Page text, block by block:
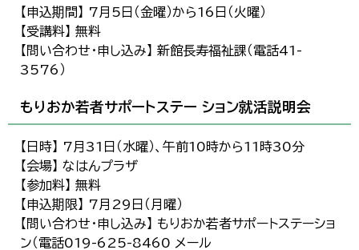
【申込期間】 7月5日（金曜）から16日（火曜）
【受講料】 無料
【問い合わせ・申し込み】 新館長寿福祉課（電話41-
3576）
もりおか若者サポートステー ション就活説明会
【日時】 7月31日（水曜）、午前10時から11時30分
【会場】 なはんプラザ
【参加料】 無料
【申込期限】 7月29日（月曜）
【問い合わせ・申し込み】 もりおか若者サポートステーショ
ン（電話019-625-8460 メール